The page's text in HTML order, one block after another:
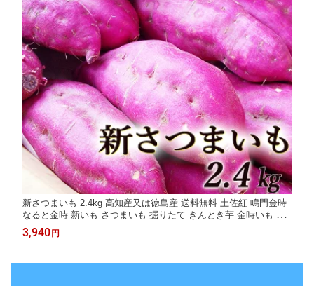
新さつまいも 2.4kg 高知産又は徳島産 送料無料 土佐紅 鳴門金時
なると金時 新いも さつまいも 掘りたて きんとき芋 金時いも 高
系14号 焼き芋 天ぷら 芋天 蒸し芋 大学芋
3,940円